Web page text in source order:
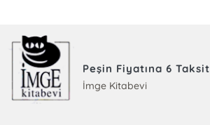
Peşin Fiyatına 6 Taksit
İmge Kitabevi